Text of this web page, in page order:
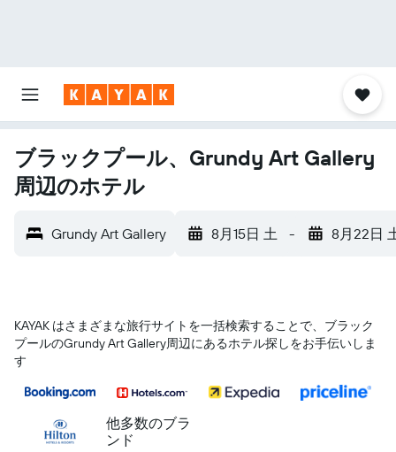
ブラックプール、Grundy Art Gallery
周辺のホテル
Grundy Art Gallery 8月15日 土 - 8月22日
KAYAK はさまざまな旅行サイトを一括検索することで、ブラック
プール​のGrundy Art Gallery​周辺にあるホテル探しをお手伝いしま
す
他多数のブラ
ンド